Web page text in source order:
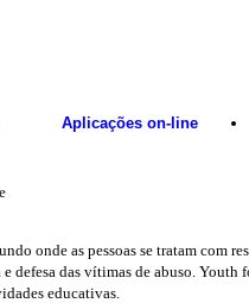
Aplicações on-line
onde as pessoas se tratam com
e defesa das vítimas de abuso.
educativas.